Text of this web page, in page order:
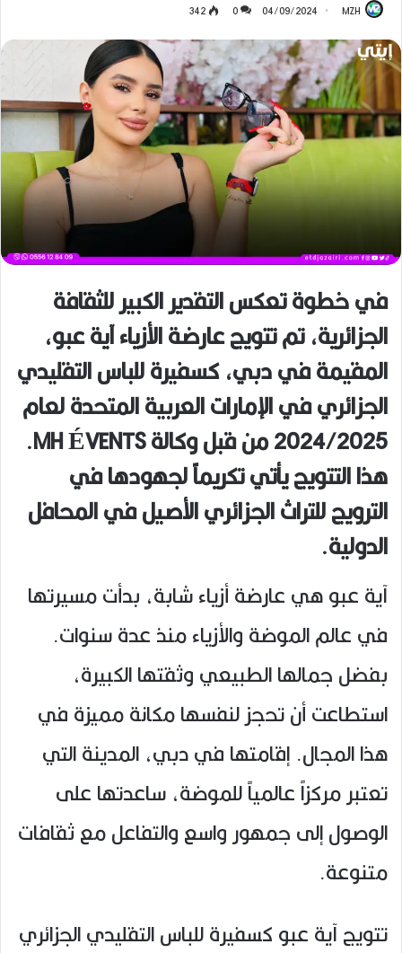
MZH
04/09/2024
0
342
في خطوة تعكس التقدير الكبير للثقافة
الجزائرية، تم تتويج عارضة الأزياء آية عبو،
المقيمة في دبي، كسفيرة للباس التقليدي
الجزائري في الإمارات العربية المتحدة لعام
2024/2025 من قبل وكالة MH ÉVENTS.
هذا التتويج يأتي تكريماً لجهودها في
الترويج للتراث الجزائري الأصيل في المحافل
الدولية.
آية عبو هي عارضة أزياء شابة، بدأت مسيرتها
في عالم الموضة والأزياء منذ عدة سنوات.
بفضل جمالها الطبيعي وثقتها الكبيرة،
استطاعت أن تحجز لنفسها مكانة مميزة في
هذا المجال. إقامتها في دبي، المدينة التي
تعتبر مركزاً عالمياً للموضة، ساعدتها على
الوصول إلى جمهور واسع والتفاعل مع ثقافات
متنوعة.
تتويج آية عبو كسفيرة للباس التقليدي الجزائري